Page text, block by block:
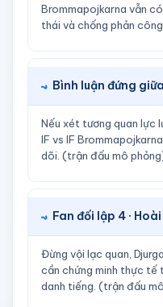
Brommapojkarna vẫn
thái và chống phản
Bình luận đứng
Nếu xét tương quan lực
IF vs IF
dõi. (trận đấu mô
Fan đối lập 4 ·
Đừng vội lạc quan,
cần chứng minh thực tế
danh tiếng. (trận đấu